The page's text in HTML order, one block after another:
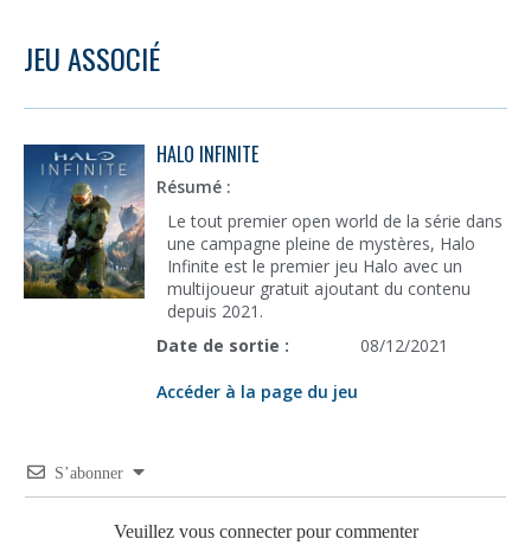
JEU ASSOCIÉ
HALO INFINITE
Résumé :
Le tout premier open world de la série dans
une campagne pleine de mystères, Halo
Infinite est le premier jeu Halo avec un
multijoueur gratuit ajoutant du contenu
depuis 2021.
Date de sortie :
08/12/2021
Accéder à la page du jeu
S’abonner
Veuillez vous connecter pour commenter